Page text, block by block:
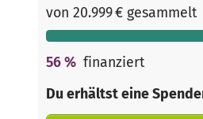
von 20.999 € gesammelt
56% finanziert
Du erhältst eine